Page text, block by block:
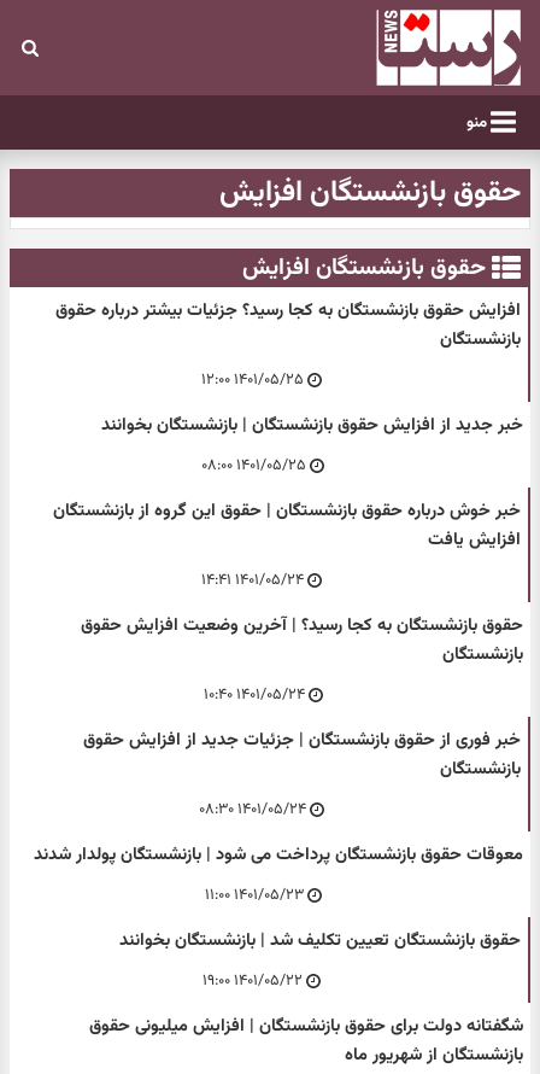
منو
حقوق بازنشستگان افزایش
حقوق بازنشستگان افزایش
افزایش حقوق بازنشستگان به کجا رسید؟ جزئیات بیشتر درباره حقوق
بازنشستگان
۱۴۰۱/۰۵/۲۵ ۱۲:۰۰
خبر جدید از افزایش حقوق بازنشستگان | بازنشستگان بخوانند
۱۴۰۱/۰۵/۲۵ ۰۸:۰۰
خبر خوش درباره حقوق بازنشستگان | حقوق این گروه از بازنشستگان
افزایش یافت
۱۴۰۱/۰۵/۲۴ ۱۴:۴۱
حقوق بازنشستگان به کجا رسید؟ | آخرین وضعیت افزایش حقوق
بازنشستگان
۱۴۰۱/۰۵/۲۴ ۱۰:۴۰
خبر فوری از حقوق بازنشستگان | جزئیات جدید از افزایش حقوق
بازنشستگان
۱۴۰۱/۰۵/۲۴ ۰۸:۳۰
معوقات حقوق بازنشستگان پرداخت می شود | بازنشستگان پولدار شدند
۱۴۰۱/۰۵/۲۳ ۱۱:۰۰
حقوق بازنشستگان تعیین تکلیف شد | بازنشستگان بخوانند
۱۴۰۱/۰۵/۲۲ ۱۹:۰۰
شگفتانه دولت برای حقوق بازنشستگان | افزایش میلیونی حقوق
بازنشستگان از شهریور ماه